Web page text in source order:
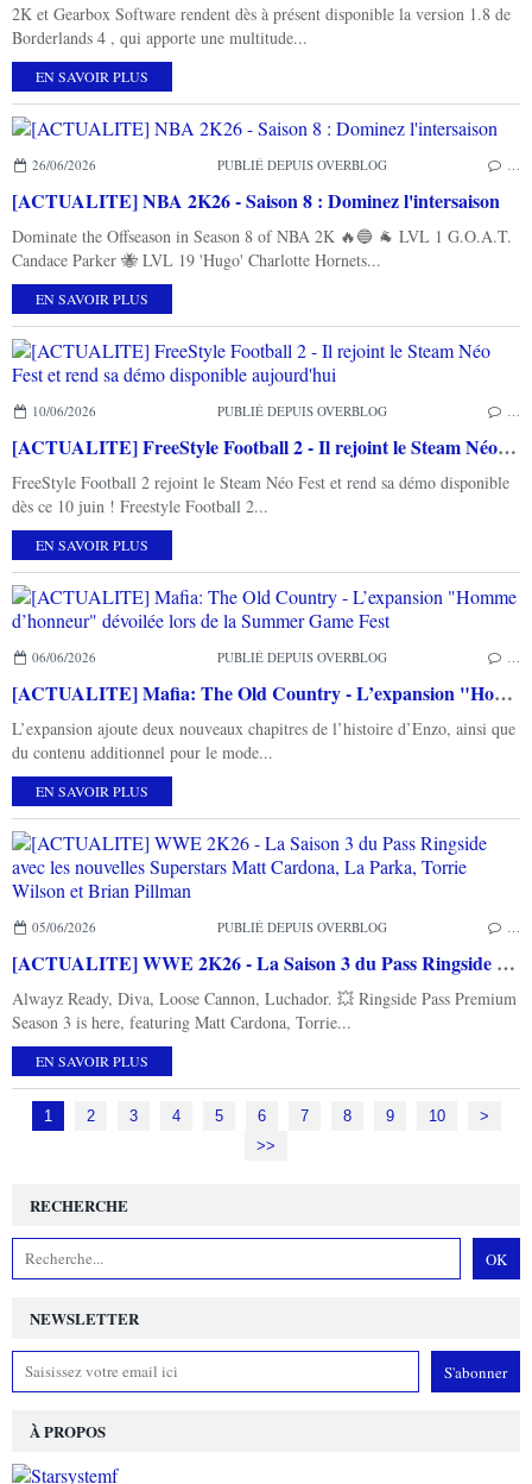
2K et Gearbox Software rendent dès à présent disponible la version 1.8 de
Borderlands 4 , qui apporte une multitude...
EN SAVOIR PLUS
26/06/2026 PUBLIÉ DEPUIS OVERBLOG
[ACTUALITE] NBA 2K26 - Saison 8 : Dominez l'intersaison
Dominate the Offseason in Season 8 of NBA 2K 🔥🔵 🐐 LVL 1 G.O.A.T.
Candace Parker 🐝 LVL 19 'Hugo' Charlotte Hornets...
EN SAVOIR PLUS
10/06/2026 PUBLIÉ DEPUIS OVERBLOG
[ACTUALITE] FreeStyle Football 2 - Il rejoint le Steam Néo Fest et rend sa démo disponible aujourd'hui
FreeStyle Football 2 rejoint le Steam Néo Fest et rend sa démo disponible
dès ce 10 juin ! Freestyle Football 2...
EN SAVOIR PLUS
06/06/2026 PUBLIÉ DEPUIS OVERBLOG
[ACTUALITE] Mafia: The Old Country - L’expansion "Homme d’honneur" dévoilée lors de la Summer Game Fest
L’expansion ajoute deux nouveaux chapitres de l’histoire d’Enzo, ainsi que
du contenu additionnel pour le mode...
EN SAVOIR PLUS
05/06/2026 PUBLIÉ DEPUIS OVERBLOG
[ACTUALITE] WWE 2K26 - La Saison 3 du Pass Ringside avec les nouvelles Superstars Matt Cardona, La Parka, Torrie Wilson et Brian Pillman
Alwayz Ready, Diva, Loose Cannon, Luchador. 💥 Ringside Pass Premium
Season 3 is here, featuring Matt Cardona, Torrie...
EN SAVOIR PLUS
1 2 3 4 5 6 7 8 9 10
>
>>
NEWSLETTER
RECHERCHE
À PROPOS